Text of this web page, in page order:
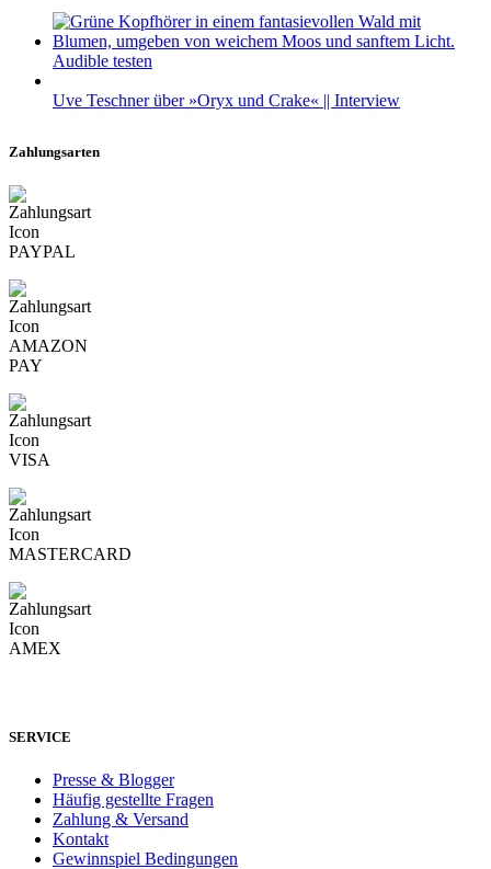
Audible testen
Uve Teschner über »Oryx und Crake« || Interview
Zahlungsarten
SERVICE
Presse & Blogger
Häufig gestellte Fragen
Zahlung & Versand
Kontakt
Gewinnspiel Bedingungen